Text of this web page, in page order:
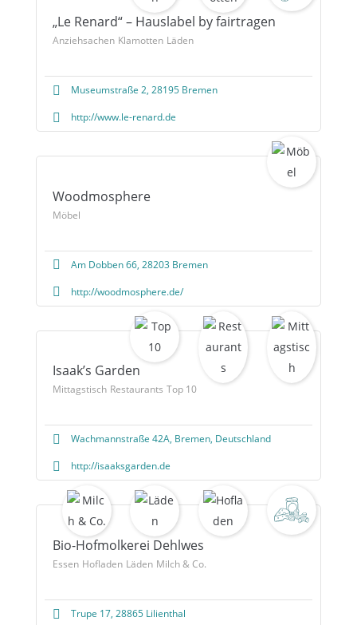
„Le Renard“ – Hauslabel by fairtragen
Anziehsachen Klamotten Läden
Museumstraße 2, 28195 Bremen
http://www.le-renard.de
Woodmosphere
Möbel
Am Dobben 66, 28203 Bremen
http://woodmosphere.de/
Isaak’s Garden
Mittagstisch Restaurants Top 10
Wachmannstraße 42A, Bremen, Deutschland
http://isaaksgarden.de
Bio-Hofmolkerei Dehlwes
Essen Hofladen Läden Milch & Co.
Trupe 17, 28865 Lilienthal